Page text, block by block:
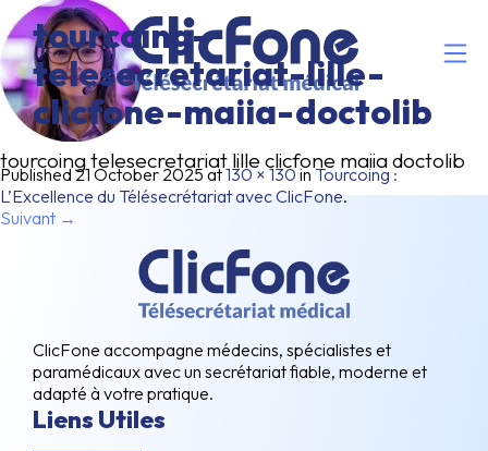
tourcoing-
telesecretariat-lille-
clicfone-maiia-doctolib
Published21 October 2025at130 × 130inTourcoing :
L’Excellence du Télésecrétariat avec ClicFone.
Suivant →
tourcoing telesecretariat lille clicfone maiia doctolib
ClicFone accompagne médecins, spécialistes et
paramédicaux avec un secrétariat fiable, moderne et
adapté à votre pratique.
Liens Utiles